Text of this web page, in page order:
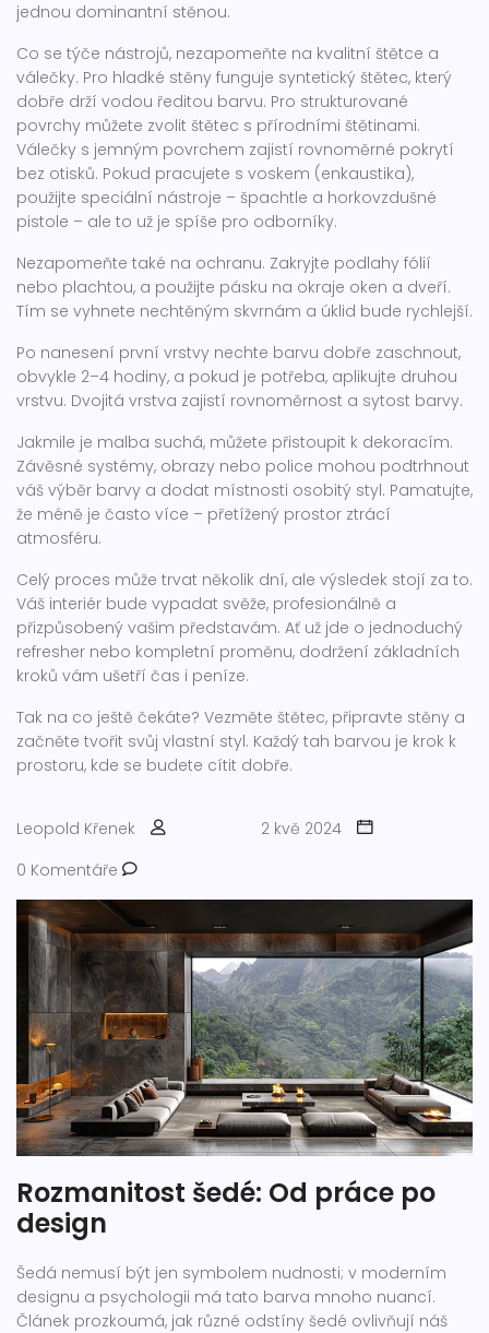
jednou dominantní stěnou.
Co se týče nástrojů, nezapomeňte na kvalitní štětce a
válečky. Pro hladké stěny funguje syntetický štětec, který
dobře drží vodou ředitou barvu. Pro strukturované
povrchy můžete zvolit štětec s přírodními štětinami.
Válečky s jemným povrchem zajistí rovnoměrné pokrytí
bez otisků. Pokud pracujete s voskem (enkaustika),
použijte speciální nástroje – špachtle a horkovzdušné
pistole – ale to už je spíše pro odborníky.
Nezapomeňte také na ochranu. Zakryjte podlahy fólií
nebo plachtou, a použijte pásku na okraje oken a dveří.
Tím se vyhnete nechtěným skvrnám a úklid bude rychlejší.
Po nanesení první vrstvy nechte barvu dobře zaschnout,
obvykle 2–4 hodiny, a pokud je potřeba, aplikujte druhou
vrstvu. Dvojitá vrstva zajistí rovnoměrnost a sytost barvy.
Jakmile je malba suchá, můžete přistoupit k dekoracím.
Závěsné systémy, obrazy nebo police mohou podtrhnout
váš výběr barvy a dodat místnosti osobitý styl. Pamatujte,
že méně je často více – přetížený prostor ztrácí
atmosféru.
Celý proces může trvat několik dní, ale výsledek stojí za to.
Váš interiér bude vypadat svěže, profesionálně a
přizpůsobený vašim představám. Ať už jde o jednoduchý
refresher nebo kompletní proměnu, dodržení základních
kroků vám ušetří čas i peníze.
Tak na co ještě čekáte? Vezměte štětec, připravte stěny a
začněte tvořit svůj vlastní styl. Každý tah barvou je krok k
prostoru, kde se budete cítit dobře.
Leopold Křenek
2 kvě 2024
0 Komentáře
Rozmanitost šedé: Od práce po
design
Šedá nemusí být jen symbolem nudnosti; v moderním
designu a psychologii má tato barva mnoho nuancí.
Článek prozkoumá, jak různé odstíny šedé ovlivňují náš